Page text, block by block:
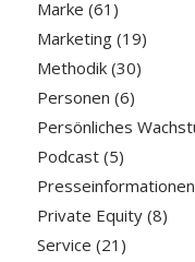
Marke (61)
Marketing(19)
Methodik(30)
Personen (6)
Persönliches
Podcast(5)
Presseinformationen
Private Equity(8)
Service (21)